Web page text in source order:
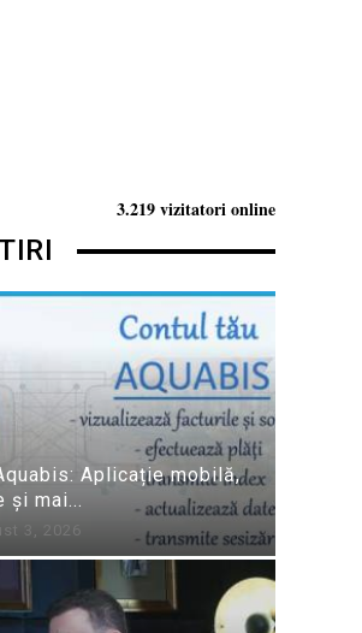
3.219 vizitatori online
Aplicație mobilă,
și mai...
3, 2026